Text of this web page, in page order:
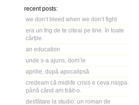
recent posts:
we don’t bleed when we don’t fight
era un frig de te citeai pe tine. în toate
cărțile.
an education
unde s-a ajuns, dom’le
aprilie, după apocalipsă
credeam că midlife crisis e ceva nașpa.
până când am trăit-o.
desfătare la studio: un roman de